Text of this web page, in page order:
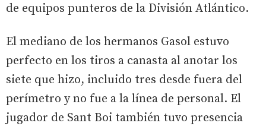
de equipos punteros de la División Atlántico.
El mediano de los hermanos Gasol estuvo
perfecto en los tiros a canasta al anotar los
siete que hizo, incluido tres desde fuera del
perímetro y no fue a la línea de personal. El
jugador de Sant Boi también tuvo presencia